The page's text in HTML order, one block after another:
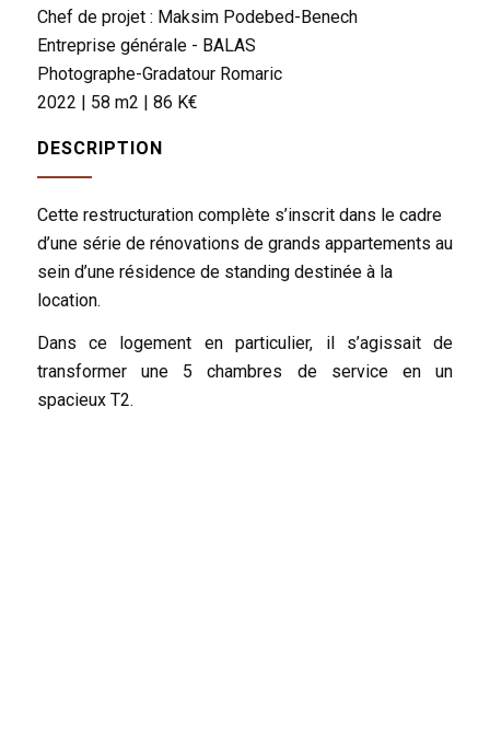
Chef de projet : Maksim Podebed-Benech
Entreprise générale - BALAS
Photographe-Gradatour Romaric
2022 | 58 m2 | 86 K€
DESCRIPTION
Cette restructuration complète s’inscrit dans le cadre
d’une série de rénovations de grands appartements au
sein d’une résidence de standing destinée à la
location.
Dans ce logement en particulier, il s’agissait de
transformer une 5 chambres de service en un
spacieux T2.